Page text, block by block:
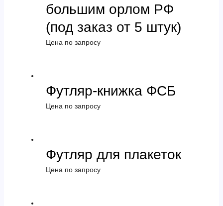
большим орлом РФ
(под заказ от 5 штук)
Цена по запросу
Футляр-книжка ФСБ
Цена по запросу
Футляр для плакеток
Цена по запросу